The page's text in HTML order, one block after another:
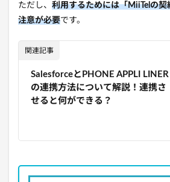
ただし、 利用するためには「MiiTelの
注意が必要です。
関連記事
SalesforceとPHONE APPLI LINER
の連携方法について解説！連携さ
せると何ができる？